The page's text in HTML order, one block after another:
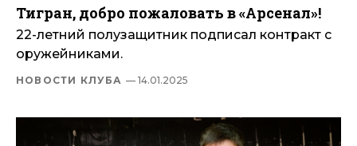
Тигран, добро пожаловать в «Арсенал»!
22-летний полузащитник подписал контракт с
оружейниками.
НОВОСТИ КЛУБА — 14.01.2025